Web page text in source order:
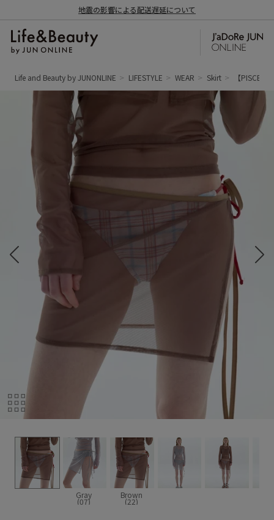
地震の影響による配送遅延について
Life and Beauty by JUNONLINE LIFESTYLE WEAR Skirt 【
Gray
(07)
Brown
(22)